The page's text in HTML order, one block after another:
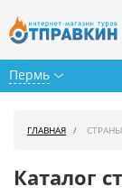
Пермь
ГЛАВНАЯ СТРАНЫ
Каталог